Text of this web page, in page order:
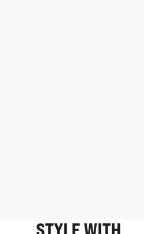
STYLE WITH